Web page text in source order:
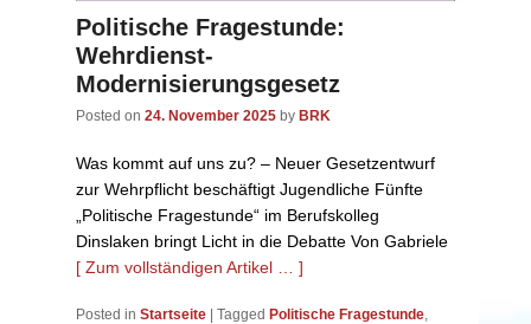
Politische Fragestunde:
Wehrdienst-
Modernisierungsgesetz
Posted on 24. November 2025 by BRK
Was kommt auf uns zu? – Neuer Gesetzentwurf
zur Wehrpflicht beschäftigt Jugendliche Fünfte
„Politische Fragestunde“ im Berufskolleg
Dinslaken bringt Licht in die Debatte Von Gabriele
[ Zum vollständigen Artikel … ]
Posted in Startseite | Tagged Politische Fragestunde,